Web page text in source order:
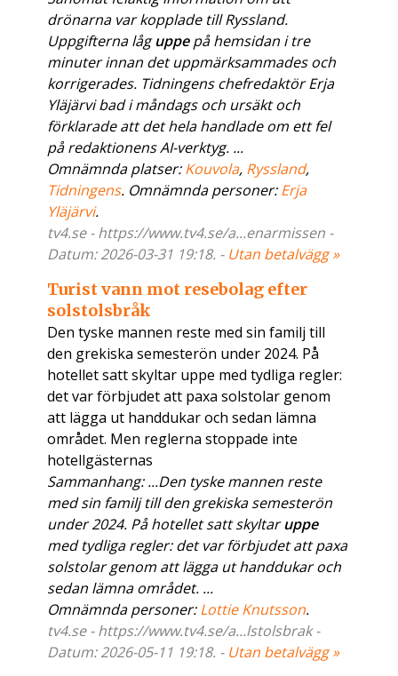
drönarna var kopplade till Ryssland.
Uppgifterna låguppepå hemsidan i tre
minuter innan det uppmärksammades och
korrigerades. Tidningens chefredaktör Erja
Yläjärvi bad i måndags och ursäkt och
förklarade att det hela handlade om ett fel
på redaktionens AI-verktyg. ...
Omnämnda platser:Kouvola, Ryssland,
Tidningens. Omnämnda personer:Erja
Yläjärvi.
tv4.se - https://www.tv4.se/a...enarmissen -
Datum: 2026-03-31 19:18. - Utan betalvägg »
Turist vann mot resebolag efter
solstolsbråk
Den tyske mannen reste med sin familj till
den grekiska semesterön under 2024. På
hotellet satt skyltar uppe med tydliga regler:
det var förbjudet att paxa solstolar genom
att lägga ut handdukar och sedan lämna
området. Men reglerna stoppade inte
hotellgästernas
Sammanhang: ...Den tyske mannen reste
med sin familj till den grekiska semesterön
under 2024. På hotellet satt skyltaruppe
med tydliga regler: det var förbjudet att paxa
solstolar genom att lägga ut handdukar och
sedan lämna området. ...
Omnämnda personer:Lottie Knutsson.
tv4.se - https://www.tv4.se/a...lstolsbrak -
Datum: 2026-05-11 19:18. - Utan betalvägg »